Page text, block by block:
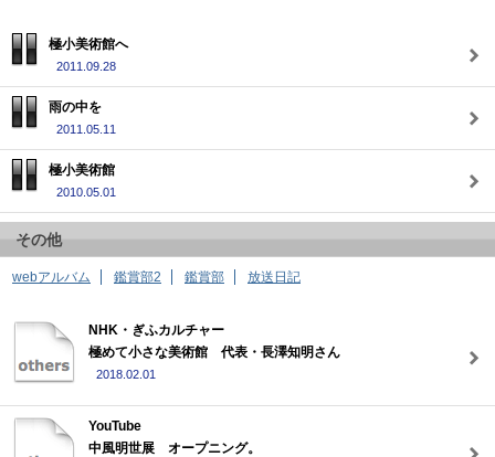
極小美術館へ
2011.09.28
雨の中を
2011.05.11
極小美術館
2010.05.01
その他
webアルバム 鑑賞部2 鑑賞部 放送日記
NHK・ぎふカルチャー
極めて小さな美術館 代表・長澤知明さん
2018.02.01
YouTube
中風明世展 オープニング。